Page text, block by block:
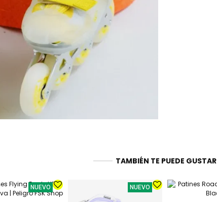
TAMBIÉN TE PUEDE GUSTAR
NUEVO NUEVO